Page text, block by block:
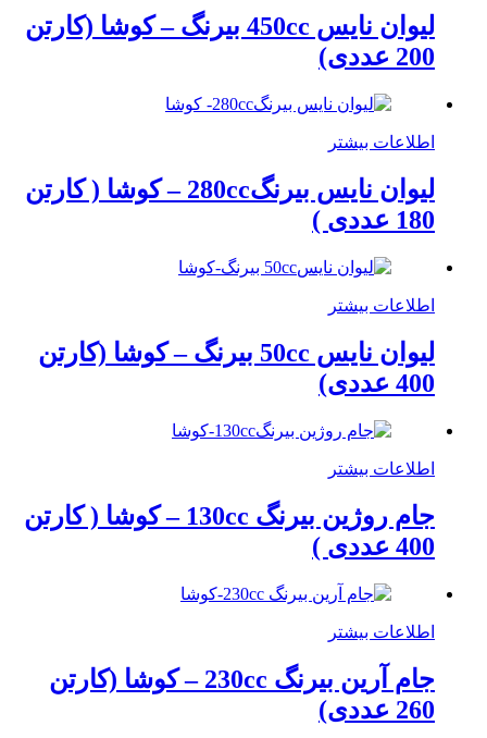
لیوان نایس 450cc بیرنگ – کوشا (کارتن
200 عددی)
اطلاعات بیشتر
لیوان نایس بیرنگ280cc – کوشا ( کارتن
180 عددی )
اطلاعات بیشتر
لیوان نایس 50cc بیرنگ – کوشا (کارتن
400 عددی)
اطلاعات بیشتر
جام روژین بیرنگ 130cc – کوشا ( کارتن
400 عددی )
اطلاعات بیشتر
جام آرین بیرنگ 230cc – کوشا (کارتن
260 عددی)